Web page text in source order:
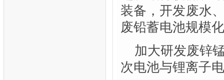
装备，开发废水
废铅蓄电池规模
加大研发废锌
次电池与锂离子